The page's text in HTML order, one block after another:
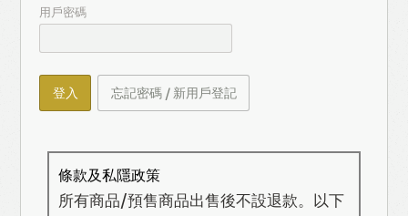
用戶密碼
登入 忘記密碼 / 新用戶登記
條款及私隱政策
所有商品/預售商品出售後不設退款。以下